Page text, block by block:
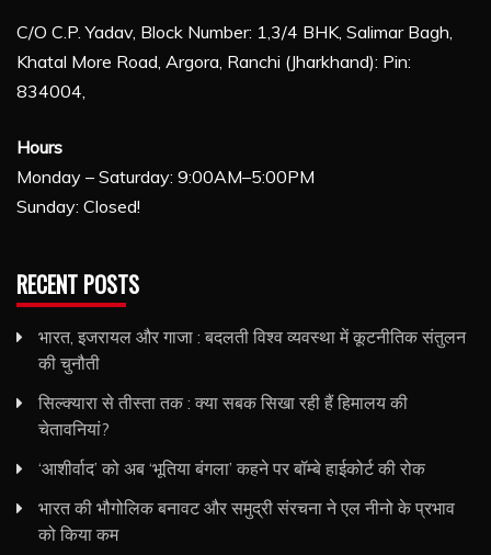
C/O C.P. Yadav, Block Number: 1,3/4 BHK, Salimar Bagh,
Khatal More Road, Argora, Ranchi (Jharkhand): Pin:
834004,
Hours
Monday – Saturday: 9:00AM–5:00PM
Sunday: Closed!
RECENT POSTS
भारत, इजरायल और गाजा : बदलती विश्व व्यवस्था में कूटनीतिक संतुलन
की चुनौती
सिल्क्यारा से तीस्ता तक : क्या सबक सिखा रही हैं हिमालय की
चेतावनियां?
‘आशीर्वाद’ को अब ‘भूतिया बंगला’ कहने पर बॉम्बे हाईकोर्ट की रोक
भारत की भौगोलिक बनावट और समुद्री संरचना ने एल नीनो के प्रभाव
को किया कम